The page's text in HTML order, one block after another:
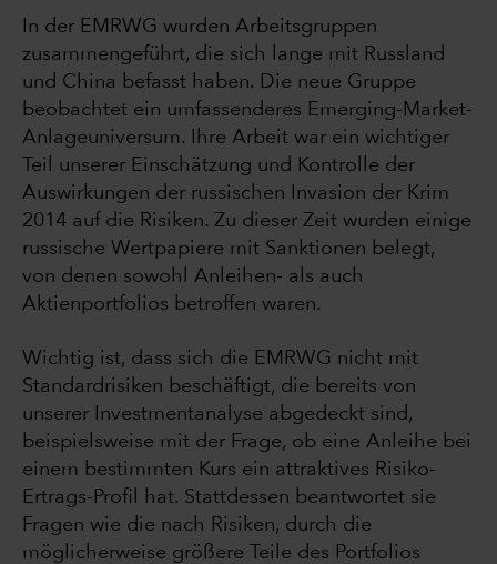
In der EMRWG wurden Arbeitsgruppen
zusammengeführt, die sich lange mit Russland
und China befasst haben. Die neue Gruppe
beobachtet ein umfassenderes Emerging-Market-
Anlageuniversum. Ihre Arbeit war ein wichtiger
Teil unserer Einschätzung und Kontrolle der
Auswirkungen der russischen Invasion der Krim
2014 auf die Risiken. Zu dieser Zeit wurden einige
russische Wertpapiere mit Sanktionen belegt,
von denen sowohl Anleihen- als auch
Aktienportfolios betroffen waren.
Wichtig ist, dass sich die EMRWG nicht mit
Standardrisiken beschäftigt, die bereits von
unserer Investmentanalyse abgedeckt sind,
beispielsweise mit der Frage, ob eine Anleihe bei
einem bestimmten Kurs ein attraktives Risiko-
Ertrags-Profil hat. Stattdessen beantwortet sie
Fragen wie die nach Risiken, durch die
möglicherweise größere Teile des Portfolios